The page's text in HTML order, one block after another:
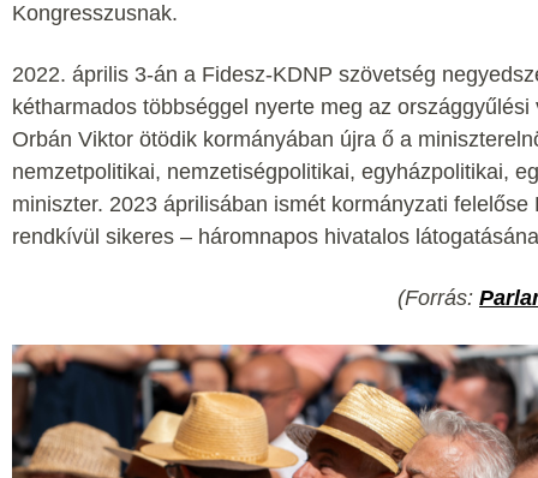
Kongresszusnak.
2022. április 3-án a Fidesz-KDNP szövetség
kétharmados többséggel nyerte meg az országgyűlési
Orbán Viktor ötödik kormányában újra ő a
nemzetpolitikai, nemzetiségpolitikai, egyházpolitikai,
miniszter. 2023 áprilisában ismét kormányzati felelőse
rendkívül sikeres – háromnapos hivatalos
(Forrás: